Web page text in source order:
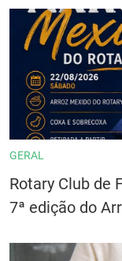
GERAL
Rotary Club de
7ª edição do